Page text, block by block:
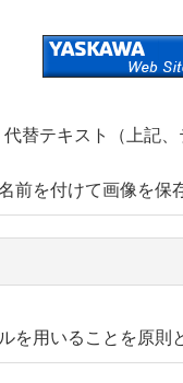
替テキスト（上記、
前を付けて画像を保
を用いることを原則